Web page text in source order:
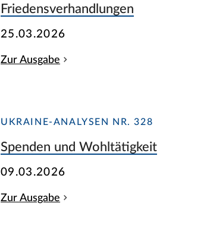
Friedensverhandlungen
25.03.2026
Zur Ausgabe
UKRAINE-ANALYSEN NR. 328
Spenden und Wohltätigkeit
09.03.2026
Zur Ausgabe